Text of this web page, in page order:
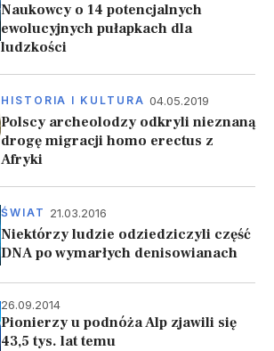
Naukowcy o 14 potencjalnych
ewolucyjnych pułapkach dla
ludzkości
HISTORIA I KULTURA 04.05.2019
Polscy archeolodzy odkryli nieznaną
drogę migracji homo erectus z
Afryki
ŚWIAT 21.03.2016
Niektórzy ludzie odziedziczyli część
DNA po wymarłych denisowianach
26.09.2014
Pionierzy u podnóża Alp zjawili się
43,5 tys. lat temu